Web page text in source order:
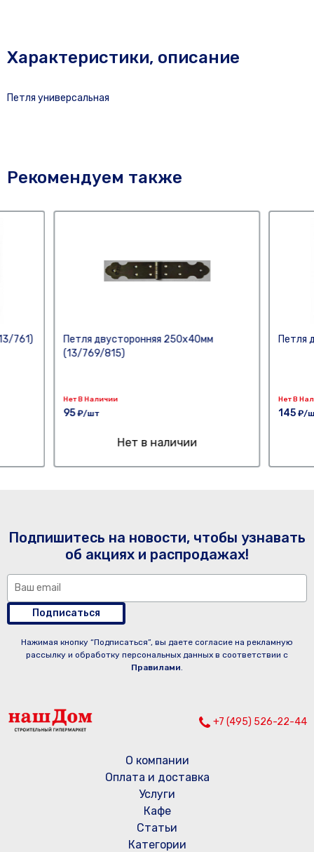
Характеристики, описание
Петля универсальная
Рекомендуем также
761)
Петля двусторонняя 250х40мм
(13/769/815)
Нет В Наличии
95₽/шт
Нет в наличии
Петля
Нет В
145 ₽/
Подпишитесь на новости, чтобы узнавать
об акциях и распродажах!
Подписаться
Нажимая кнопку “Подписаться”, вы даете согласие на рекламную
рассылку и обработку персональных данных в соответствии с
Правилами.
+7 (495) 526-22-44
О компании
Оплата и доставка
Услуги
Кафе
Статьи
Категории